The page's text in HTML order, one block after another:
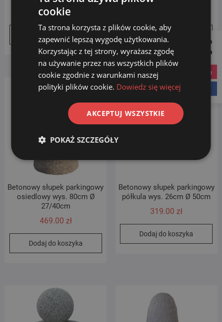
479.00zł
Dodaj do koszyka Dodaj do koszyka
Betonowy słupek parkingowy
osiedlowy wys. 80cm Ø
27/40cm
469.00 zł
Dodaj do koszyka
Betonowy słupek parkingowy
półkula wys. 26cm Ø 50cm
319.00zł
Dodaj do koszyka
Follow us on
Social Media
instagram
cookie
Ta strona korzysta z plików cookie, aby
zapewnić lepszą wygodę użytkowania.
Korzystając z tej strony, wyrażasz zgodę
na używanie przez nas wszystkich plików
cookie zgodnie z warunkami naszej
polityki plików cookie. Dowiedz się więcej
AKCEPTUJ WSZYSTKIE
POKAŻ SZCZEGÓŁY